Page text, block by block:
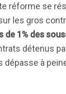
réforme se
les gros
de 1% des
détenus
dépasse à